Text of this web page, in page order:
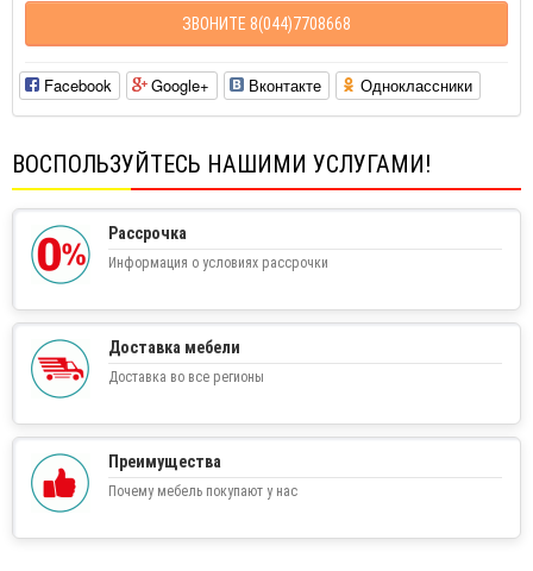
ЗВОНИТЕ 8(044)7708668
Facebook Google+ Вконтакте Одноклассники
ВОСПОЛЬЗУЙТЕСЬ НАШИМИ УСЛУГАМИ!
Рассрочка
Информация о условиях рассрочки
Доставка мебели
Доставка во все регионы
Преимущества
Почему мебель покупают у нас